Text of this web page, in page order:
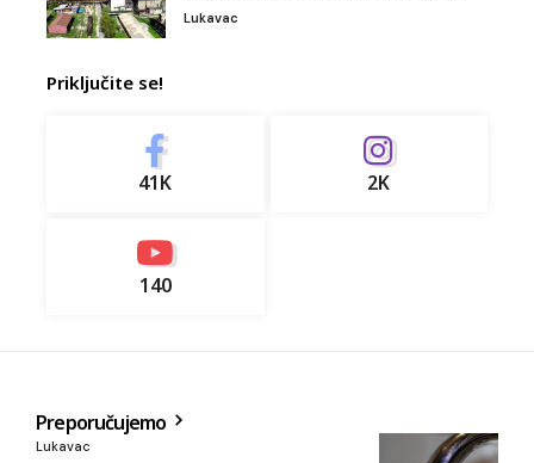
Lukavac
Priključite se!
41K 2K
140
Preporučujemo
Lukavac